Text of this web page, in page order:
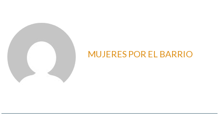
MUJERES POR EL BARRIO